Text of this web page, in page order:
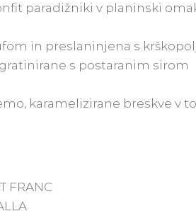
paradižniki v planinski
in preslaninjena s
s postaranim sirom
karamelizirane breskve v
FRANC